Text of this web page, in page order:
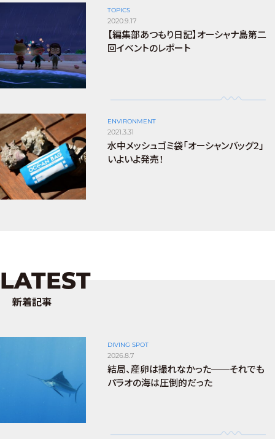
TOPICS
2020.9.17
【編集部あつもり日記】オーシャナ島第二
回イベントのレポート
ENVIRONMENT
2021.3.31
水中メッシュゴミ袋「オーシャンバッグ2」
いよいよ発売！
LATEST
新着記事
DIVING SPOT
2026.8.7
結局、産卵は撮れなかった──それでも
パラオの海は圧倒的だった